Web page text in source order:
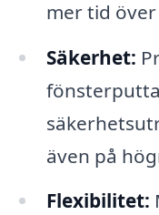
mer tid
Säkerhet:
även på
Flexibilitet: